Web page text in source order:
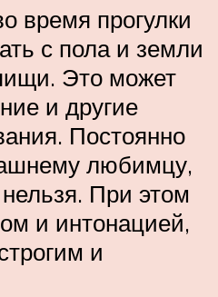
время прогулки
с пола и земли
Это может
и другие
Постоянно
любимцу,
нельзя. При этом
и интонацией,
и